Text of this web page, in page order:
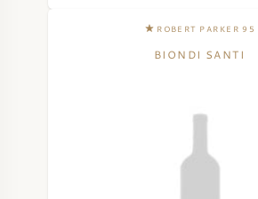
ROBERT PARKER 95
BIONDI SANTI